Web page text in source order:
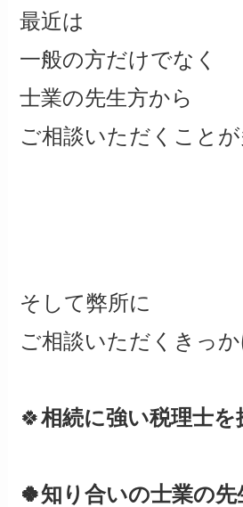
最近は
一般の方だけでなく
士業の先生方から
ご相談いただくこと
そして弊所に
ご相談いただくきっ
🍀相続に強い税理士を
🍀知り合いの士業の先